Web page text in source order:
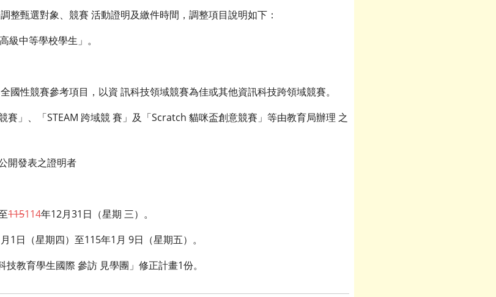
整甄選對象、競賽 活動證明及繳件時間，調整項目說明如下：
級中等學校學生」。
國性競賽參考項目，以資 訊科技領域競賽為佳或其他資訊科技跨領域競賽。
賽」、「STEAM 跨域競 賽」及「Scratch 貓咪盃創意競賽」等由教育局辦理 之
開發表之證明者
115114年12月31日（星期 三）。
1日（星期四）至115年1月 9日（星期五）。
教育學生國際 參訪 見學團」修正計畫1份。